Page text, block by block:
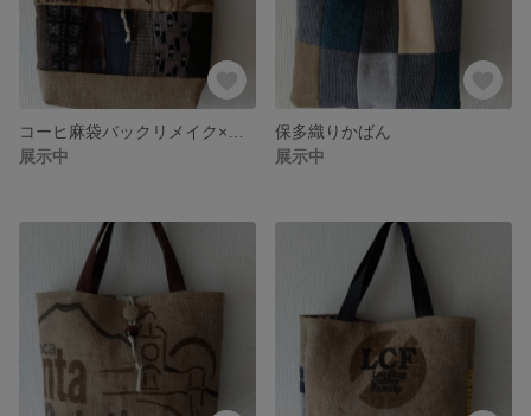
展示中
保多織りかばん
展示中